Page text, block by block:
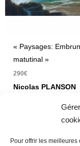
Pour offrir les
« Paysages: Embrun
matutinal »
290€
Nicolas PLANSON
Pastels secs 42 x